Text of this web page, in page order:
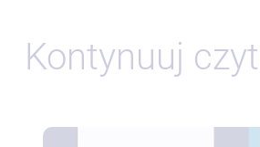
Kontynuuj